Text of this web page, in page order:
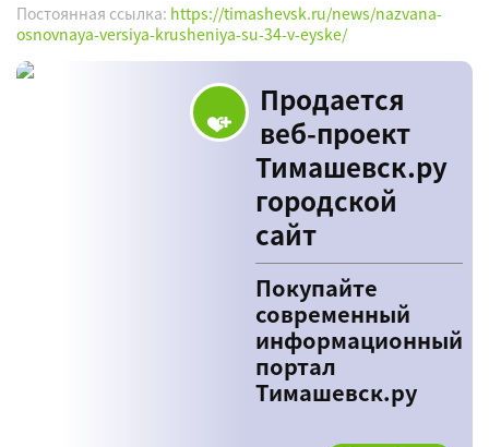
Постоянная ссылка: https://timashevsk.ru/news/nazvana-
osnovnaya-versiya-krusheniya-su-34-v-eyske/
Продается
веб-проект
Тимашевск.ру
городской
сайт
Покупайте
современный
информационный
портал
Тимашевск.ру